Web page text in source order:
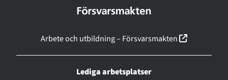
Arbete och utbildning – Försvarsmakten (linkki
Lediga arbetsplatser